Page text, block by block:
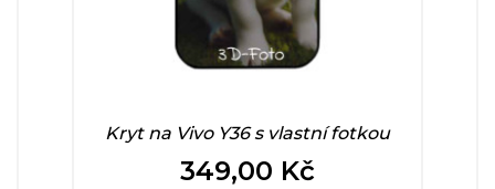
Kryt na Vivo Y36 s vlastní fotkou
Cena
349,00 Kč